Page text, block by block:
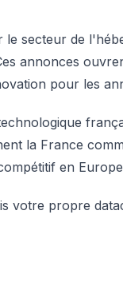
secteur de
annonces
pour les
la France
en
votre propre